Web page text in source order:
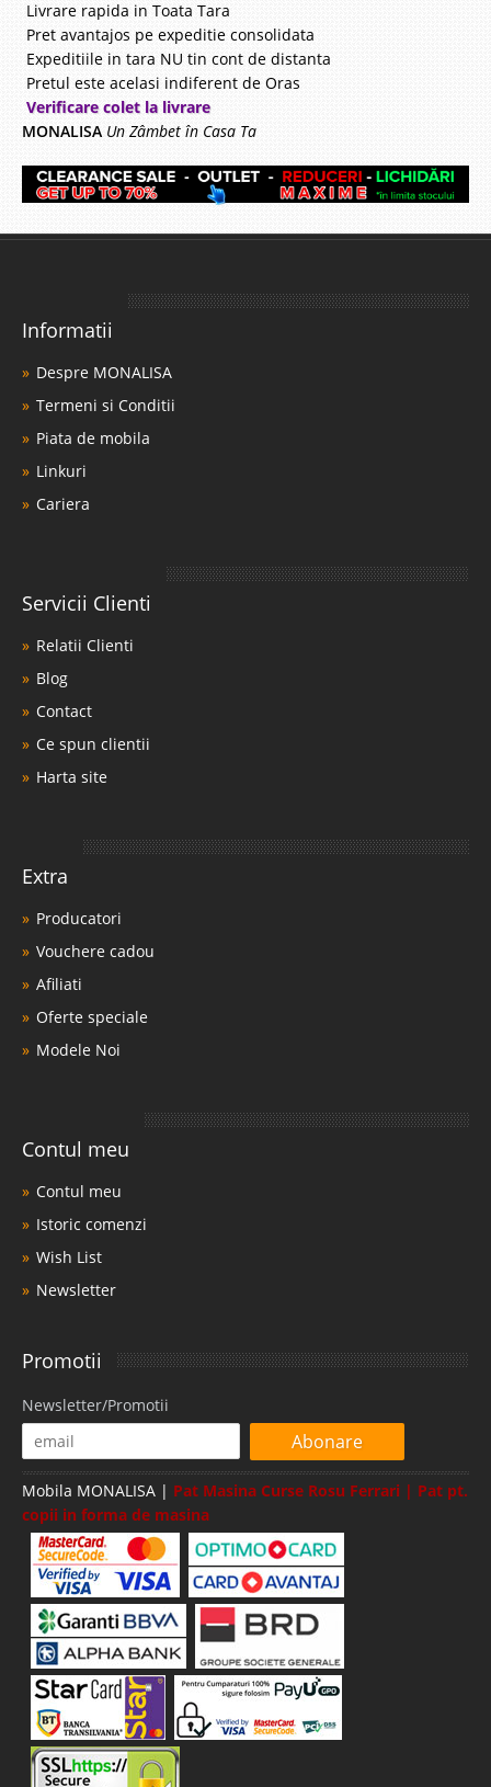
Livrare rapida in Toata Tara
Pret avantajos pe expeditie consolidata
Expeditiile in tara NU tin cont de distanta
Pretul este acelasi indiferent de Oras
Verificare colet la livrare
MONALISA Un Zâmbet în Casa Ta
Informatii
Despre MONALISA
Termeni si Conditii
Piata de mobila
Linkuri
Cariera
Servicii Clienti
Relatii Clienti
Blog
Contact
Ce spun clientii
Harta site
Extra
Producatori
Vouchere cadou
Afiliati
Oferte speciale
Modele Noi
Contul meu
Contul meu
Istoric comenzi
Wish List
Newsletter
Promotii
Newsletter/Promotii
Abonare
Mobila MONALISA | Pat Masina Curse Rosu Ferrari | Pat pt.
copii in forma de masina